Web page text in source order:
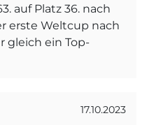
auf Platz 36. nach
erste Weltcup nach
gleich ein Top-
17.10.2023